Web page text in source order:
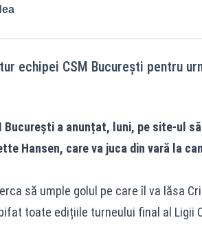
echipei CSM București pentru
București a anunțat, luni, pe site-ul
Hansen, care va juca din vară la
să umple golul pe care îl va lăsa
toate edițiile turneului final al Ligii